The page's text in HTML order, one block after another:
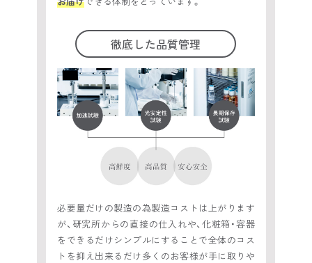
徹底した品質管理
必要量だけの製造の為製造コストは上がります
が、研究所からの直接の仕入れや、化粧箱・容器
をできるだけシンプルにすることで全体のコス
トを抑え出来るだけ多くのお客様が手に取りや